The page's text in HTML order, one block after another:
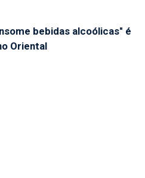
bebidas alcoólicas" é
Oriental